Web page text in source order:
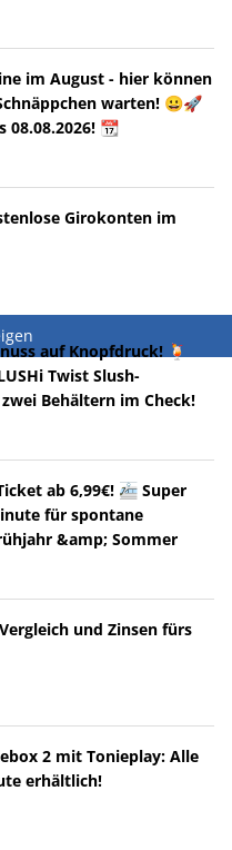
im August - hier können
warten! 😀🚀
08.08.2026! 📆
Girokonten im
auf Knopfdruck! 🍹
Twist Slush-
Behältern im Check!
ab 6,99€! 🚈 Super
für spontane
&amp; Sommer
und Zinsen fürs
2 mit Tonieplay: Alle
erhältlich!